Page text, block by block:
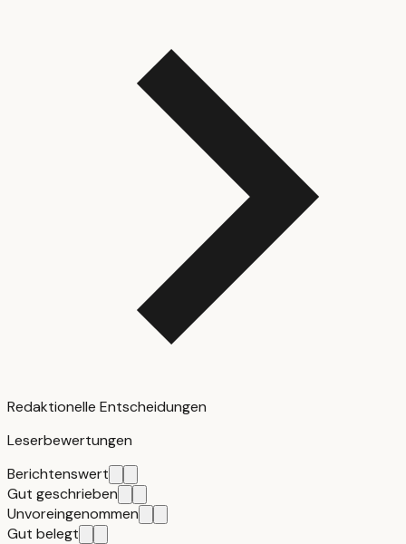
Redaktionelle Entscheidungen
Leserbewertungen
Berichtenswert
Gut geschrieben
Unvoreingenommen
Gut belegt